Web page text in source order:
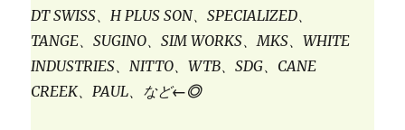
DT SWISS、H PLUS SON、SPECIALIZED、
TANGE、SUGINO、SIM WORKS、MKS、WHITE
INDUSTRIES、NITTO、WTB、SDG、CANE
CREEK、PAUL、など←◎